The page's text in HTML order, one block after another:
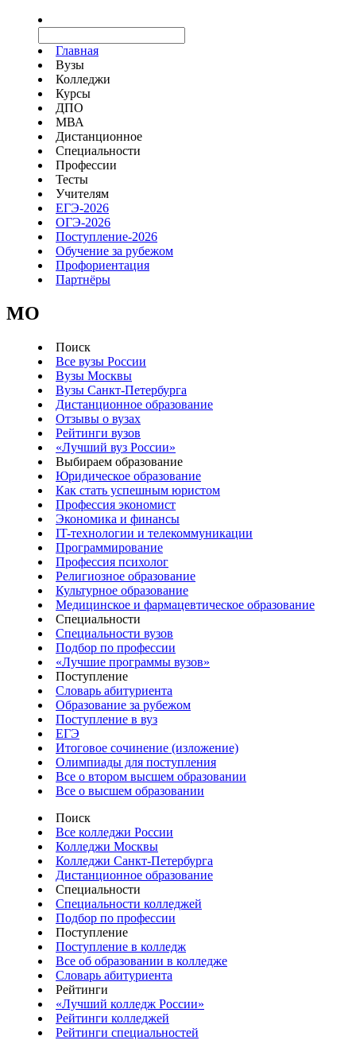
Главная
Вузы
Колледжи
Курсы
ДПО
МВА
Дистанционное
Специальности
Профессии
Тесты
Учителям
ЕГЭ-2026
ОГЭ-2026
Поступление-2026
Обучение за рубежом
Профориентация
Партнёры
MO
Поиск
Все вузы России
Вузы Москвы
Вузы Санкт-Петербурга
Дистанционное образование
Отзывы о вузах
Рейтинги вузов
«Лучший вуз России»
Выбираем образование
Юридическое образование
Как стать успешным юристом
Профессия экономист
Экономика и финансы
IT-технологии и телекоммуникации
Программирование
Профессия психолог
Религиозное образование
Культурное образование
Медицинское и фармацевтическое образование
Специальности
Специальности вузов
Подбор по профессии
«Лучшие программы вузов»
Поступление
Словарь абитуриента
Образование за рубежом
Поступление в вуз
ЕГЭ
Итоговое сочинение (изложение)
Олимпиады для поступления
Все о втором высшем образовании
Все о высшем образовании
Поиск
Все колледжи России
Колледжи Москвы
Колледжи Санкт-Петербурга
Дистанционное образование
Специальности
Специальности колледжей
Подбор по профессии
Поступление
Поступление в колледж
Все об образовании в колледже
Словарь абитуриента
Рейтинги
«Лучший колледж России»
Рейтинги колледжей
Рейтинги специальностей